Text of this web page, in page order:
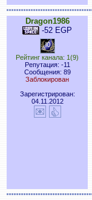
Dragon1986
-52 EGP
Рейтинг канала: 1(9)
Репутация: -11
Сообщения: 89
Заблокирован
Зарегистрирован:
04.11.2012